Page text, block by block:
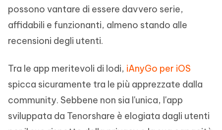
possono vantare di essere davvero serie,
affidabili e funzionanti, almeno stando alle
recensioni degli utenti.
Tra le app meritevoli di lodi, iAnyGo per iOS
spicca sicuramente tra le più apprezzate dalla
community. Sebbene non sia l'unica, l'app
sviluppata da Tenorshare è elogiata dagli utenti